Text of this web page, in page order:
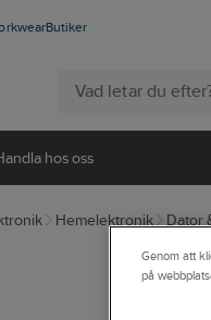
Butiker
hos oss
Hemelektronik Dator
Genom att
på